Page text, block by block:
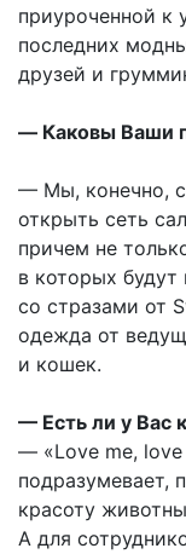
приуроченной к
последних
друзей и
— Каковы Ваши
— Мы, конечно,
открыть сеть
причем не
в которых будут
со стразами от
одежда от
и кошек.
— Есть ли у Вас
— «Love me,
подразумевает,
красоту
А для